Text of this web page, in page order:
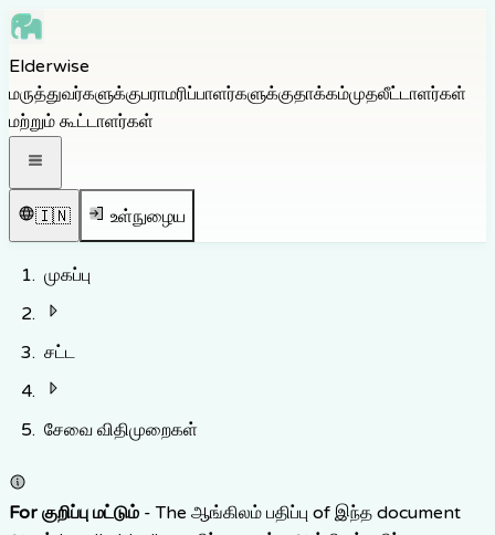
Skip to navigation
Skip to footer
Elderwise
மருத்துவர்களுக்குபராமரிப்பாளர்களுக்குதாக்கம்முதலீட்டாளர்கள்
மற்றும் கூட்டாளர்கள்
🇮🇳 உள்நுழைய
முகப்பு
சட்ட
சேவை விதிமுறைகள்
For குறிப்பு மட்டும் -The ஆங்கிலம் பதிப்பு of இந்த document